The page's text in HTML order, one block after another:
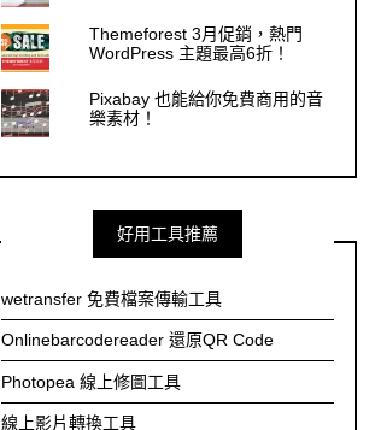
Themeforest 3月促銷，熱門
WordPress 主題最高6折！
Pixabay 也能給你免費商用的音
樂素材！
好用工具推薦
wetransfer 免費檔案傳輸工具
Onlinebarcodereader 還原QR Code
Photopea 線上修圖工具
線上影片轉換工具